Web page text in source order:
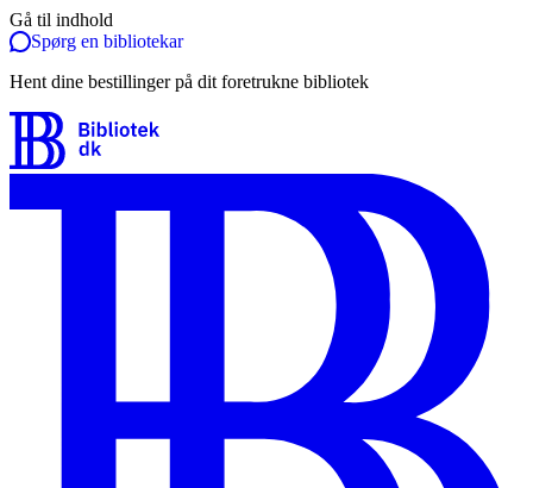
Gå til indhold
Spørg en bibliotekar
Hent dine bestillinger på dit foretrukne bibliotek